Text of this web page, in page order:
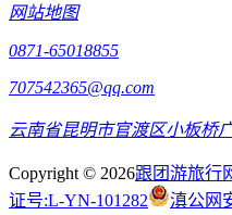
网站地图
0871-65018855
707542365@qq.com
云南省昆明市官渡区小板桥
Copyright © 2026跟团游旅行
证号:L-YN-101282
滇公网